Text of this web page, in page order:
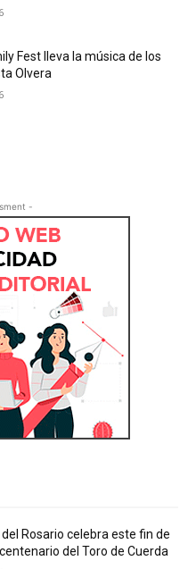
Fest lleva la música de los
Olvera
-
Rosario celebra este fin de
del Toro de Cuerda